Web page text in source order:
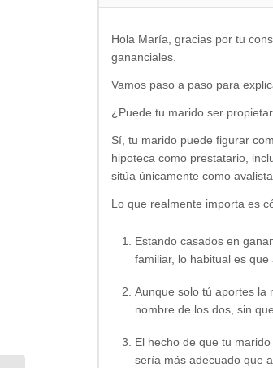
Hola María, gracias por tu
gananciales.
Vamos paso a paso para
¿Puede tu marido ser
Sí, tu marido puede figurar
hipoteca como prestatario,
sitúa únicamente como avalista.
Lo que realmente importa es
Estando casados en
familiar, lo habitual es
Aunque solo tú aportes la
nombre de los dos, sin
El hecho de que tu
sería más adecuado que